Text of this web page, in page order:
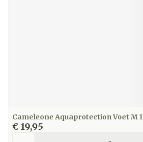
Cameleone Aquaprotection Voet M 1
€ 19,95